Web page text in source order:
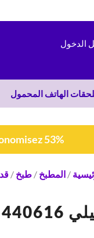
الدخول
الهاتف المحمول
53%
/المطبخ /طبخ /
قدر ناتورا 16 سم